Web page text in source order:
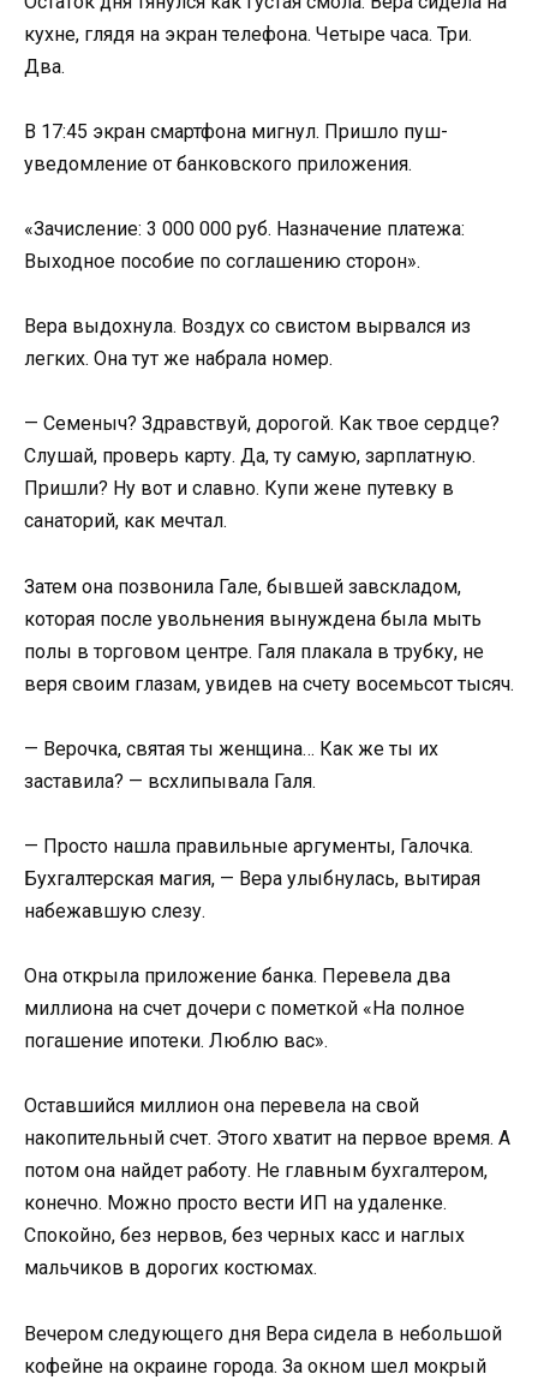
кухне, глядя на экран телефона. Четыре часа. Три.
Два.
В 17:45 экран смартфона мигнул. Пришло пуш-
уведомление от банковского приложения.
«Зачисление: 3 000 000 руб. Назначение платежа:
Выходное пособие по соглашению сторон».
Вера выдохнула. Воздух со свистом вырвался из
легких. Она тут же набрала номер.
— Семеныч? Здравствуй, дорогой. Как твое сердце?
Слушай, проверь карту. Да, ту самую, зарплатную.
Пришли? Ну вот и славно. Купи жене путевку в
санаторий, как мечтал.
Затем она позвонила Гале, бывшей завскладом,
которая после увольнения вынуждена была мыть
полы в торговом центре. Галя плакала в трубку, не
веря своим глазам, увидев на счету восемьсот тысяч.
— Верочка, святая ты женщина… Как же ты их
заставила? — всхлипывала Галя.
— Просто нашла правильные аргументы, Галочка.
Бухгалтерская магия, — Вера улыбнулась, вытирая
набежавшую слезу.
Она открыла приложение банка. Перевела два
миллиона на счет дочери с пометкой «На полное
погашение ипотеки. Люблю вас».
Оставшийся миллион она перевела на свой
накопительный счет. Этого хватит на первое время. А
потом она найдет работу. Не главным бухгалтером,
конечно. Можно просто вести ИП на удаленке.
Спокойно, без нервов, без черных касс и наглых
мальчиков в дорогих костюмах.
Вечером следующего дня Вера сидела в небольшой
кофейне на окраине города. За окном шел мокрый